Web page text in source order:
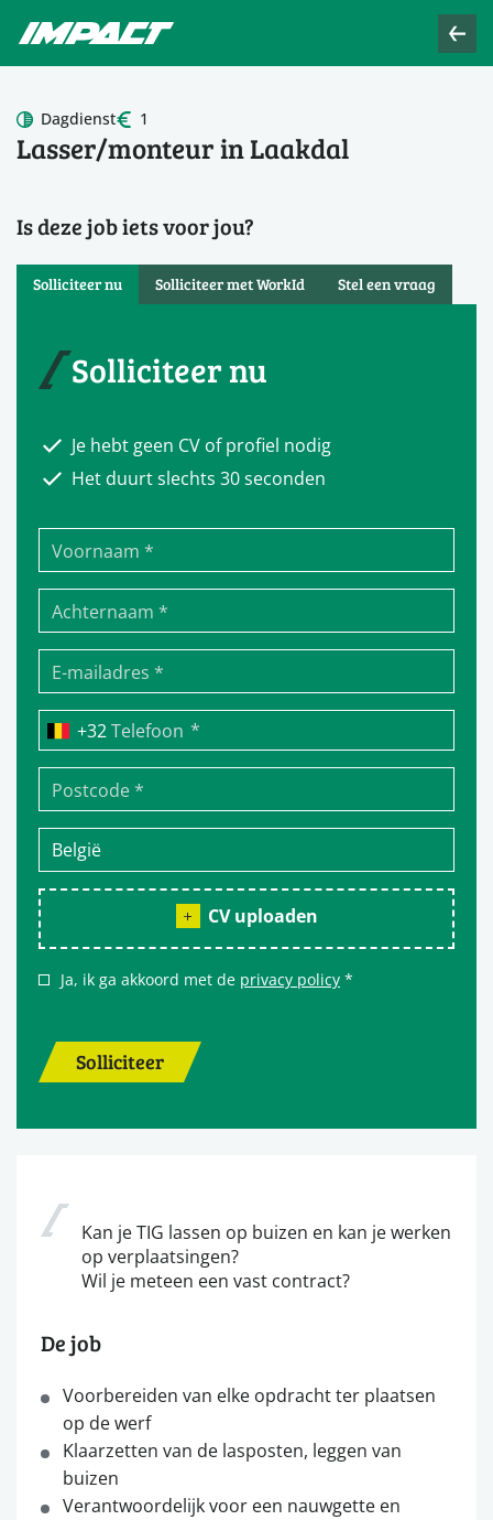
Lasser/monteur in Laakdal
Dagdienst 1
Is deze job iets voor jou?
Solliciteer nu Solliciteer met WorkId Stel een vraag
Solliciteer nu
Je hebt geen CV of profiel nodig
Het duurt slechts 30 seconden
Telefoon *
CV uploaden
Ja, ik ga akkoord met de privacy policy *
Solliciteer
Kan je TIG lassen op buizen en kan je werken
op verplaatsingen?
Wil je meteen een vast contract?
De job
Voorbereiden van elke opdracht ter plaatsen
op de werf
Klaarzetten van de lasposten, leggen van
buizen
Verantwoordelijk voor een nauwgette en